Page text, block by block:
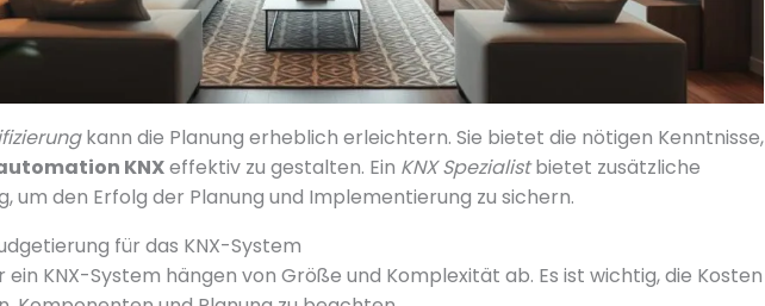
kann die Planung erheblich erleichtern. Sie bietet die nötigen Kenntnisse,
KNXeffektiv zu gestalten. Ein KNX Spezialistbietet zusätzliche
um den Erfolg der Planung und Implementierung zu sichern.
für das KNX-System
ein KNX-System hängen von Größe und Komplexität ab. Es ist wichtig, die Kosten